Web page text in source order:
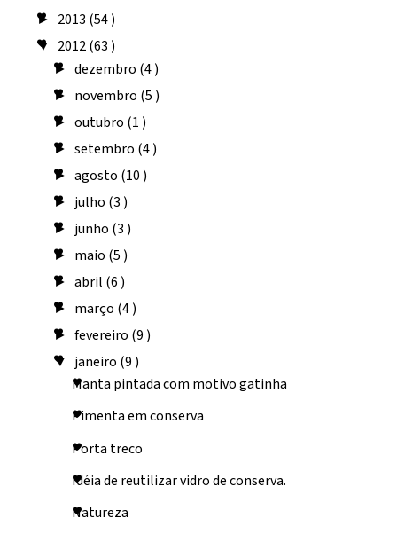
► 2013 (54 )
▼ 2012(63 )
►dezembro (4 )
► novembro (5 )
►outubro (1 )
►setembro (4 )
►agosto (10 )
► julho (3 )
► junho (3 )
► maio (5 )
►abril (6 )
► março (4 )
►fevereiro (9 )
▼ janeiro (9 )
Manta pintada com motivo gatinha
Pimenta em conserva
Porta treco
Idéia de reutilizar vidro de conserva.
Natureza